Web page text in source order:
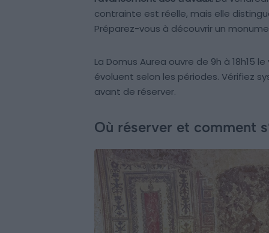
contrainte est réelle, mais elle
Préparez-vous à découvrir un
La Domus Aurea ouvre de 9h à 18h15
évoluent selon les périodes. Vérifiez
avant de réserver.
Où réserver et comment